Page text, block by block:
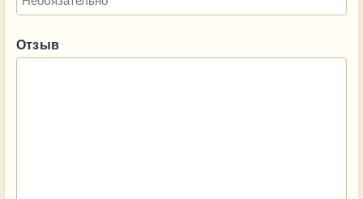
Отзыв